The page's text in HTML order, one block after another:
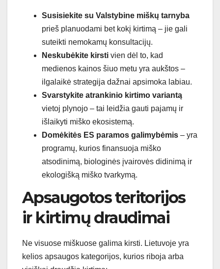
Susisiekite su Valstybine miškų tarnyba
prieš planuodami bet kokį kirtimą – jie gali
suteikti nemokamų konsultacijų.
Neskubėkite kirsti vien dėl to, kad
medienos kainos šiuo metu yra aukštos –
ilgalaikė strategija dažnai apsimoka labiau.
Svarstykite atrankinio kirtimo variantą
vietoj plynojo – tai leidžia gauti pajamų ir
išlaikyti miško ekosistemą.
Domėkitės ES paramos galimybėmis – yra
programų, kurios finansuoja miško
atsodinimą, biologinės įvairovės didinimą ir
ekologišką miško tvarkymą.
Apsaugotos teritorijos
ir kirtimų draudimai
Ne visuose miškuose galima kirsti. Lietuvoje yra
kelios apsaugos kategorijos, kurios riboja arba